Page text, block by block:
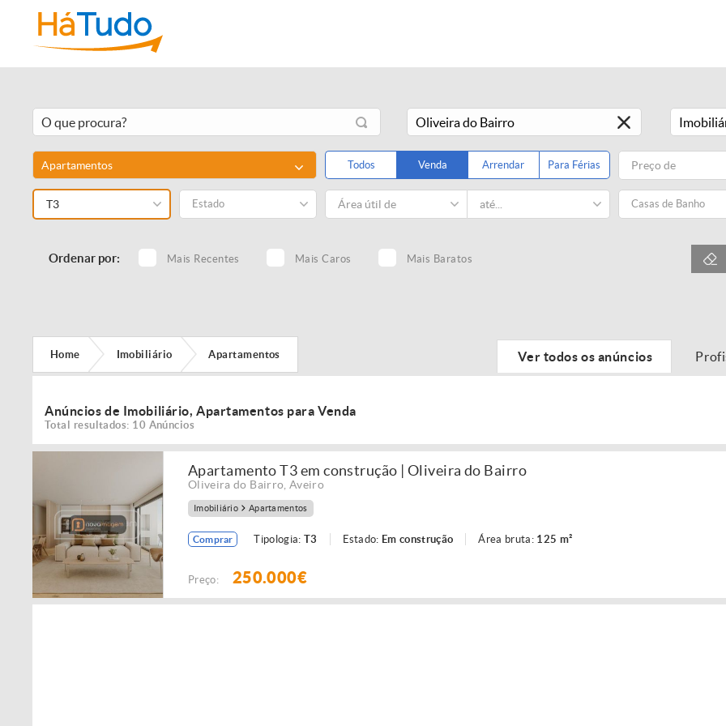
Apartamentos Todos Venda Arrendar Para Férias
T3 Estado Casas de Banho
Ordenar por: Mais Recentes Mais Caros Mais Baratos
Home Imobiliário Apartamentos Ver todos os anúncios
Anúncios de Imobiliário, Apartamentos para Venda
Total resultados: 10 Anúncios
Apartamento T3 em construção | Oliveira do Bairro
Oliveira do Bairro ,Aveiro
Imobiliário Apartamentos
Comprar Tipologia: T3 Estado: Em construção Área bruta: 125 m²
Preço: 250.000€